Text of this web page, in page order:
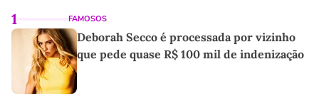
1 FAMOSOS
Deborah Secco é processada por vizinho
que pede quase R$ 100 mil de indenização